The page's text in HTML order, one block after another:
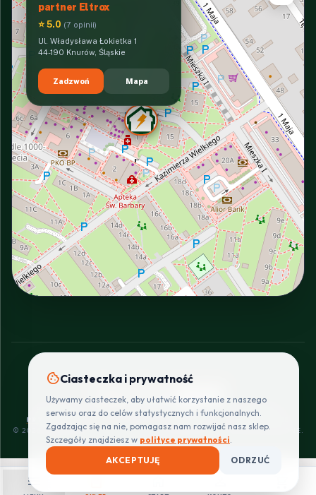
menu
partner Eltrox
⭐ 5.0 (7 opinii)
Ul. Władysława Łokietka 1
44-190 Knurów, Śląskie
Zadzwoń Mapa
INTERACTIVE VIEW
SZYBKIE I BEZPIECZNE PŁATNOŚCI
POLITYKA
PRYWATNOŚCI
REGULAMIN
CENNIK
DOSTAW
ZWROTY I
REKLAMACJE
© 2026 PROINSTALLER.PL - KNURÓW. WSZYSTKIE PRAWA ZASTRZEŻONE.
cookieCiasteczka i prywatność
Używamy ciasteczek, aby ułatwić korzystanie z naszego
serwisu oraz do celów statystycznych i funkcjonalnych.
Zgadzając się na nie, pomagasz nam rozwijać nasz sklep.
Szczegóły znajdziesz w polityce prywatności.
AKCEPTUJĘ
ODRZUĆ